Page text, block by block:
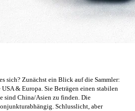
sich? Zunächst ein Blick auf die Sammler:
& Europa. Sie Beträgen einen stabilen
sind China/Asien zu finden. Die
Schlusslicht, aber